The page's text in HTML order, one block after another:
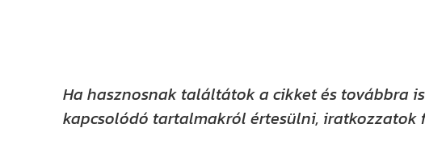
Ha hasznosnak találtátok a cikket és továbbra
kapcsolódó tartalmakról értesülni, iratkozzatok